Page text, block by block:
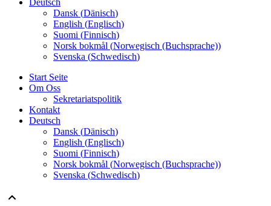
Deutsch
Dansk (Dänisch)
English (Englisch)
Suomi (Finnisch)
Norsk bokmål (Norwegisch (Buchsprache))
Svenska (Schwedisch)
Start Seite
Om Oss
Sekretariatspolitik
Kontakt
Deutsch
Dansk (Dänisch)
English (Englisch)
Suomi (Finnisch)
Norsk bokmål (Norwegisch (Buchsprache))
Svenska (Schwedisch)